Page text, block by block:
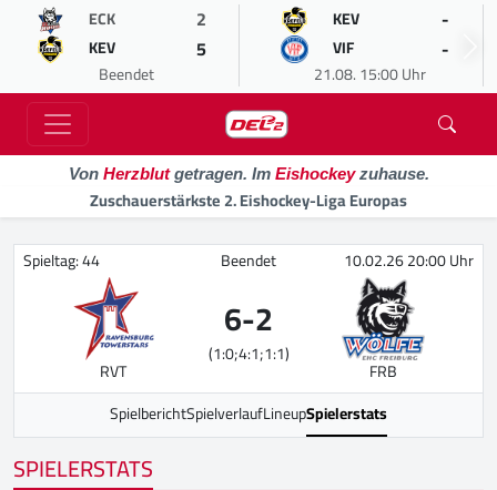
ECK 2
KEV 5
Beendet
KEV -
VIF -
21.08. 15:00 Uhr
Von Herzblutgetragen. Im Eishockeyzuhause.
Zuschauerstärkste 2. Eishockey-Liga Europas
Spieltag: 44 Beendet 10.02.26 20:00 Uhr
RVT
6-2
(1:0;4:1;1:1)
FRB
SpielberichtSpielverlaufLineupSpielerstats
SPIELERSTATS